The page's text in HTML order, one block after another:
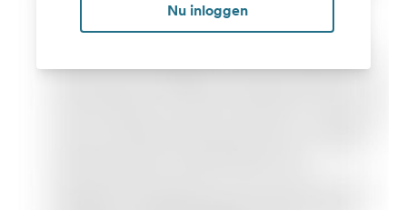
Nu inloggen